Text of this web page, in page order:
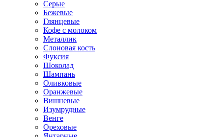
Серые
Бежевые
Глянцевые
Кофе с молоком
Металлик
Слоновая кость
Фуксия
Шоколад
Шампань
Оливковые
Оранжевые
Вишневые
Изумрудные
Венге
Ореховые